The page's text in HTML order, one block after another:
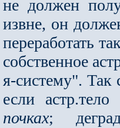
не должен
извне, он
переработать
собственное
я-систему". Так
ес­ли
почках;